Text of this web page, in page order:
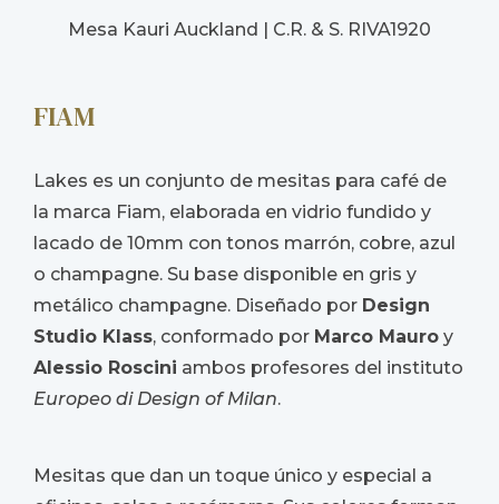
Mesa Kauri Auckland | C.R. & S. RIVA1920
FIAM
Lakes es un conjunto de mesitas para café de
la marca Fiam, elaborada en vidrio fundido y
lacado de 10mm con tonos marrón, cobre, azul
o champagne. Su base disponible en gris y
metálico champagne. Diseñado por Design
Studio Klass, conformado por Marco Mauro y
Alessio Roscini ambos profesores del instituto
Europeo di Design of Milan.
Mesitas que dan un toque único y especial a